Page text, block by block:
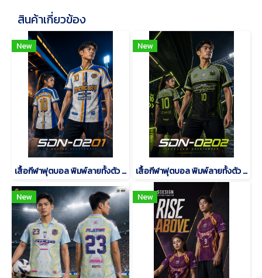
สินค้าเกี่ยวข้อง
New
เสื้อกีฬาฟุตบอล พิมพ์ลายทั้งตัว เนื้อผ้า "นาโนเทค"SDN-0201
New
เสื้อกีฬาฟุตบอล พิมพ์ลายทั้งตัว เนื้อผ้า "นาโนเทค"SDN-0202
New New